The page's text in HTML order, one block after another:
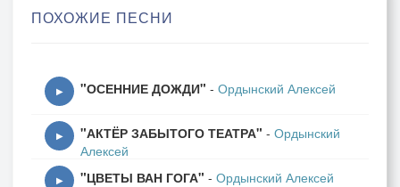
ПОХОЖИЕ ПЕСНИ
▶ "ОСЕННИЕ ДОЖДИ" - Ордынский Алексей
▶ "АКТЁР ЗАБЫТОГО ТЕАТРА" - Ордынский
Алексей
▶ "ЦВЕТЫ ВАН ГОГА" - Ордынский Алексей